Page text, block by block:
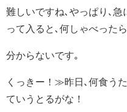
難しいですね､やっぱり､急
って入ると､何しゃべった
分からないです｡
くっきー！≫昨日､何食う
ていうとるがな！